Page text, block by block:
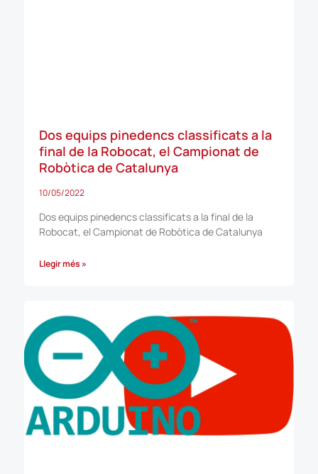
Dos equips pinedencs classificats a la
final de la Robocat, el Campionat de
Robòtica de Catalunya
10/05/2022
Dos equips pinedencs classificats a la final de la
Robocat, el Campionat de Robòtica de Catalunya
Llegir més »